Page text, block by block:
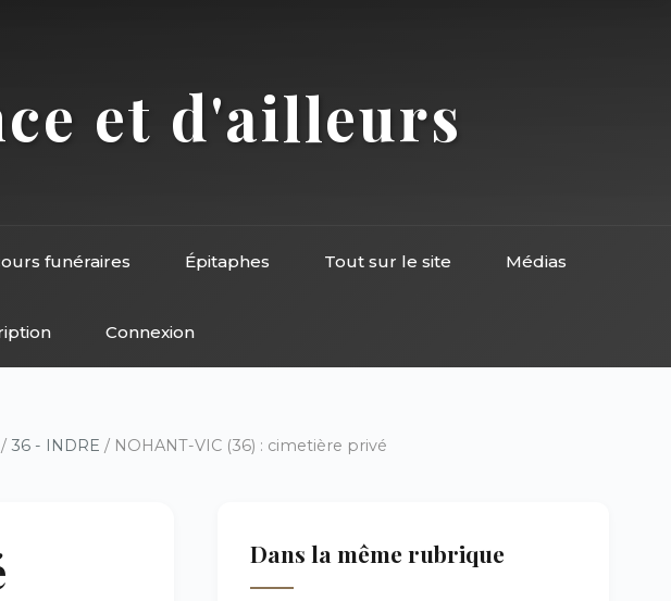
et d'ailleurs
funéraires Épitaphes Tout sur le site Médias
Connexion
/ 36 - INDRE / NOHANT-VIC (36) : cimetière privé
Dans la même rubrique